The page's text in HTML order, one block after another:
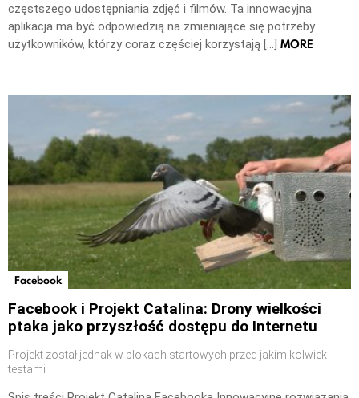
częstszego udostępniania zdjęć i filmów. Ta innowacyjna
aplikacja ma być odpowiedzią na zmieniające się potrzeby
użytkowników, którzy coraz częściej korzystają […] MORE
Facebook
Facebook i Projekt Catalina: Drony wielkości
ptaka jako przyszłość dostępu do Internetu
Projekt został jednak w blokach startowych przed jakimikolwiek
testami